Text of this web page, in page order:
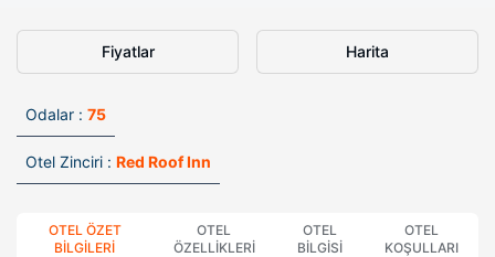
Fiyatlar Harita
Odalar : 75
Otel Zinciri : Red Roof Inn
OTEL ÖZET
BILGILERI
OTEL
ÖZELLIKLERI
OTEL
BILGISI
OTEL
KOŞULLARI